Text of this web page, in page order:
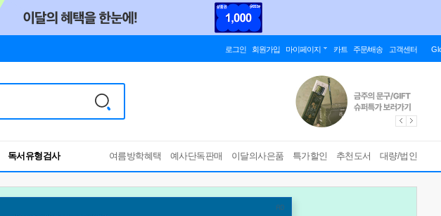
로그인 회원가입 마이페이지 카트 주문/배송 고객센터
독서유형검사
RBTI Lab
독서유형검사
여름방학혜택 예사단독판매 이달의사은품 특가할인 추천도서 대량/법인